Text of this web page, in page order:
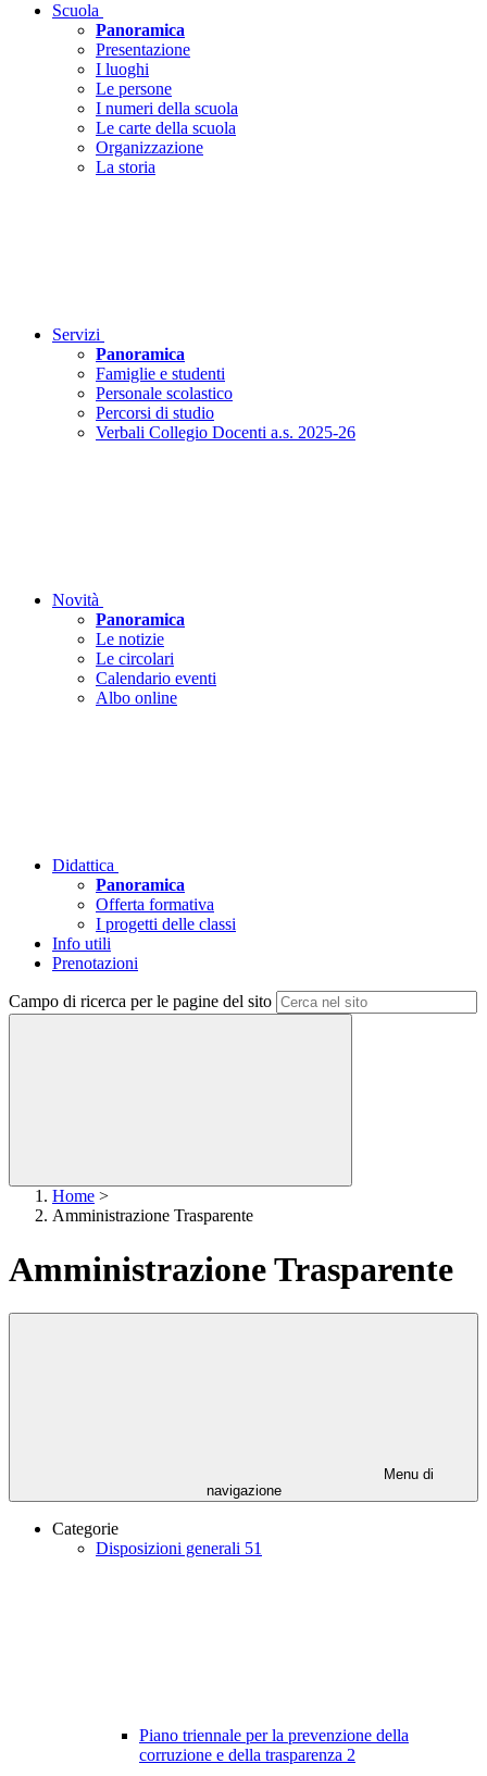
Scuola
Panoramica
Presentazione
I luoghi
Le persone
I numeri della scuola
Le carte della scuola
Organizzazione
La storia
Servizi
Panoramica
Famiglie e studenti
Personale scolastico
Percorsi di studio
Verbali Collegio Docenti a.s. 2025-26
Novità
Panoramica
Le notizie
Le circolari
Calendario eventi
Albo online
Didattica
Panoramica
Offerta formativa
I progetti delle classi
Info utili
Prenotazioni
Campo di ricerca per le pagine del sito
Home >
Amministrazione Trasparente
Amministrazione Trasparente
Menu di
navigazione
Categorie
Disposizioni generali 51
Piano triennale per la prevenzione della
corruzione e della trasparenza 2